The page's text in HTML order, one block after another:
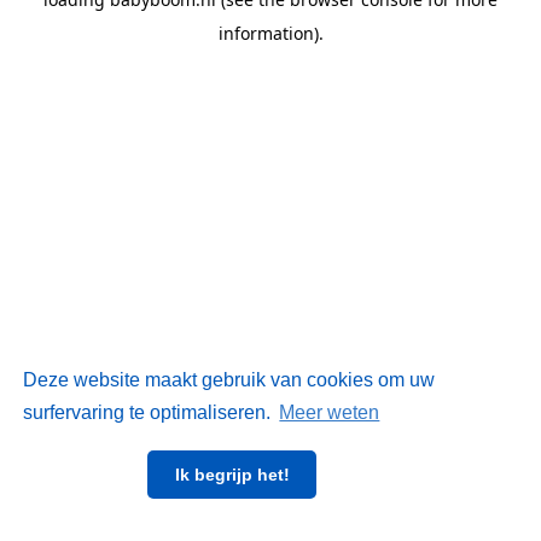
Deze website maakt gebruik van cookies om uw
surfervaring te optimaliseren. Meer weten
Ik begrijp het!
information).